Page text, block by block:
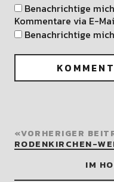
Benachrichtige
Kommentare via E-
Benachrichtige
VORHERIGER
RODENKIRCHEN-
IM